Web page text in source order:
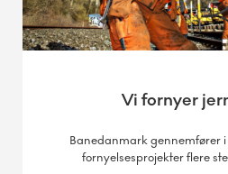
Vi fornyer
Banedanmark gennemfører
fornyelsesprojekter flere